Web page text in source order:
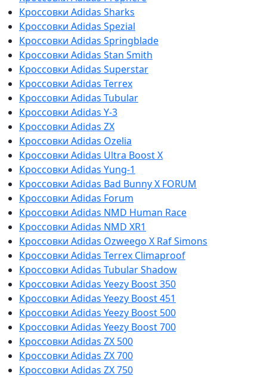
Кроссовки Adidas Sharks
Кроссовки Adidas Spezial
Кроссовки Adidas Springblade
Кроссовки Adidas Stan Smith
Кроссовки Adidas Superstar
Кроссовки Adidas Terrex
Кроссовки Adidas Tubular
Кроссовки Adidas Y-3
Кроссовки Adidas ZX
Кроссовки Adidas Ozelia
Кроссовки Adidas Ultra Boost X
Кроссовки Adidas Yung-1
Кроссовки Adidas Bad Bunny X FORUM
Кроссовки Adidas Forum
Кроссовки Adidas NMD Human Race
Кроссовки Adidas NMD XR1
Кроссовки Adidas Ozweego Х Raf Simons
Кроссовки Adidas Terrex Climaproof
Кроссовки Adidas Tubular Shadow
Кроссовки Adidas Yeezy Boost 350
Кроссовки Adidas Yeezy Boost 451
Кроссовки Adidas Yeezy Boost 500
Кроссовки Adidas Yeezy Boost 700
Кроссовки Adidas ZX 500
Кроссовки Adidas ZX 700
Кроссовки Adidas ZX 750